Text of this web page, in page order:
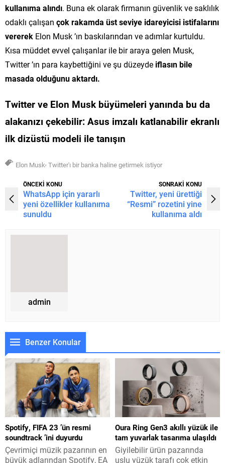
kullanıma alındı. Buna ek olarak firmanın güvenlik ve saklılık
odaklı çalışan çok rakamda üst seviye idareyicisi istifalarını
vererek Elon Musk ’ın baskılarından ve adımlar kurtuldu.
Kısa müddet evvel çalışanlar ile bir araya gelen Musk,
Twitter ’ın para kaybettiğini ve şu düzeyde iflasın bile
masada olduğunu aktardı.
Twitter ve Elon Musk büyümeleri yanında bu da
alakanızı çekebilir: Asus imzalı katlanabilir ekranlı
ilk dizüstü modeli ile tanışın
Elon Musk, Twitter'ı bir banka haline getirmek istiyor
ÖNCEKİ KONU
WhatsApp için yararlı
yeni özellikler kullanıma
sunuldu
SONRAKİ KONU
Twitter, yeni ürettiği
“Resmi” rozetini yine
kullanıma aldı
admin
Benzer Konular
Spotify, FIFA 23 ’ün resmi
soundtrack ’ini duyurdu
Çevrimiçi müzik pazarının en
büyük adlarından Spotify, EA
Oura Ring Gen3 akıllı yüzük ile
tam yuvarlak tasarıma ulaşıldı
Giyilebilir ürün pazarında
uslu yüzük tarafı çok etkin